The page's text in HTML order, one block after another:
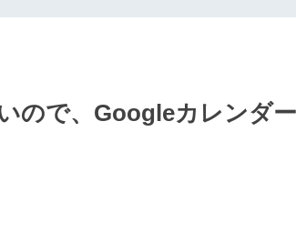
ので、Googleカレンダ